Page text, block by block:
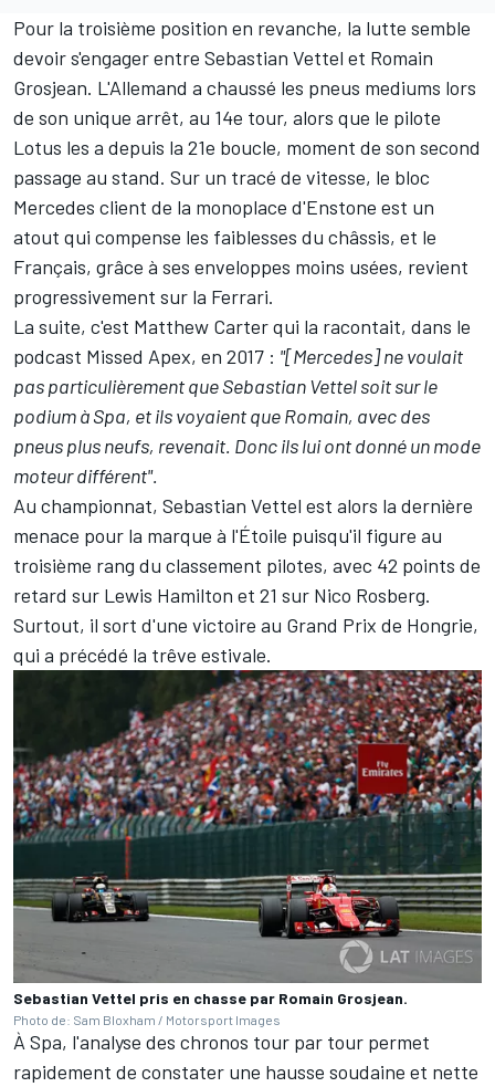
Pour la troisième position en revanche, la lutte semble
devoir s'engager entre Sebastian Vettel et Romain
Grosjean. L'Allemand a chaussé les pneus mediums lors
de son unique arrêt, au 14e tour, alors que le pilote
Lotus les a depuis la 21e boucle, moment de son second
passage au stand. Sur un tracé de vitesse, le bloc
Mercedes client de la monoplace d'Enstone est un
atout qui compense les faiblesses du châssis, et le
Français, grâce à ses enveloppes moins usées, revient
progressivement sur la Ferrari.
La suite, c'est Matthew Carter qui la racontait, dans le
podcast Missed Apex, en 2017 : "[Mercedes] ne voulait
pas particulièrement queSebastian Vettelsoit sur le
podium à Spa, et ils voyaient que Romain, avec des
pneus plus neufs, revenait. Donc ils lui ont donné un mode
moteur différent".
Au championnat, Sebastian Vettel est alors la dernière
menace pour la marque à l'Étoile puisqu'il figure au
troisième rang du classement pilotes, avec 42 points de
retard sur Lewis Hamilton et 21 sur Nico Rosberg.
Surtout, il sort d'une victoire au Grand Prix de Hongrie,
qui a précédé la trêve estivale.
Sebastian Vettel pris en chasse par Romain Grosjean.
Photo de: Sam Bloxham / Motorsport Images
À Spa, l'analyse des chronos tour par tour permet
rapidement de constater une hausse soudaine et nette